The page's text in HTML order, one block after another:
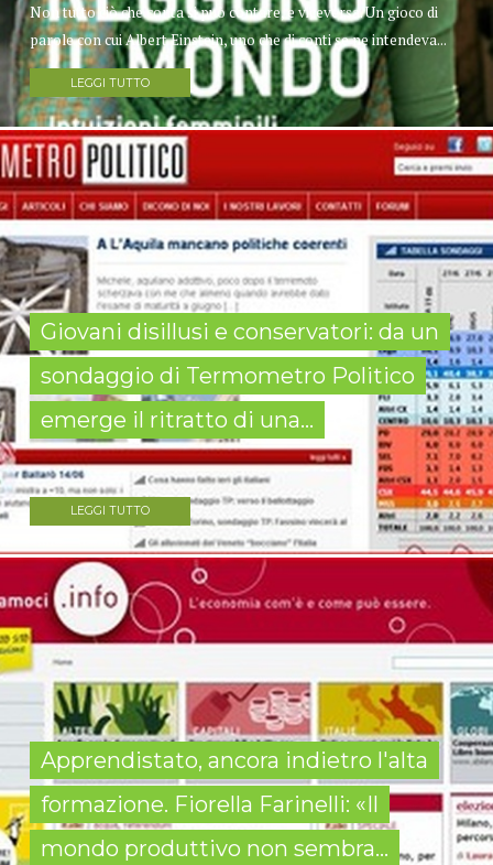
Non tutto ciò che conta si può contare, e viceversa. Un gioco di
parole con cui Albert Einstein, uno che di conti se ne intendeva...
LEGGI TUTTO
Giovani disillusi e conservatori: da un
sondaggio di Termometro Politico
emerge il ritratto di una...
LEGGI TUTTO
Apprendistato, ancora indietro l'alta
formazione. Fiorella Farinelli: «Il
mondo produttivo non sembra...